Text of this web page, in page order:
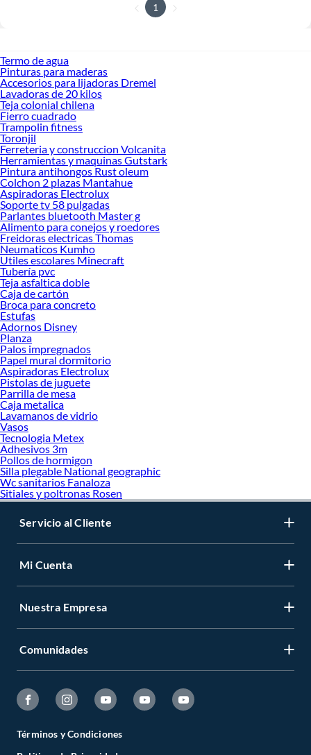
1
Termo de agua
Pinturas para maderas
Accesorios para lijadoras Dremel
Lavadoras de 20 kilos
Teja colonial chilena
Fierro cuadrado
Trampolin fitness
Toronjil
Ferreteria y construccion Volcanita
Herramientas y maquinas Gutstark
Pintura antihongos Rust oleum
Colchon 2 plazas Mantahue
Aspiradoras Electrolux
Soporte tv 58 pulgadas
Parlantes bluetooth Master g
Alimento para conejos y roedores
Freidoras electricas Thomas
Neumaticos Kumho
Utiles escolares Minecraft
Tubería pvc
Teja asfaltica doble
Caja de cartón
Broca para concreto
Estufas
Adornos Disney
Planza
Palos impregnados
Papel mural dormitorio
Aspiradoras Electrolux
Pistolas de juguete
Parrilla de mesa
Caja metalica
Lavamanos de vidrio
Vasos
Tecnologia Metex
Adhesivos 3m
Pollos de hormigon
Silla plegable National geographic
Wc sanitarios Fanaloza
Sitiales y poltronas Rosen
Servicio al Cliente
Mi Cuenta
Nuestra Empresa
Comunidades
Términos y Condiciones